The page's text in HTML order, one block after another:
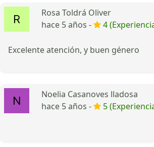
Rosa Toldrá Oliver
hace 5 años -
4
Excelente atención, y buen género
Noelia Casanoves lladosa
hace 5 años -
5